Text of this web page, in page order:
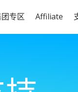
专区 Affiliate